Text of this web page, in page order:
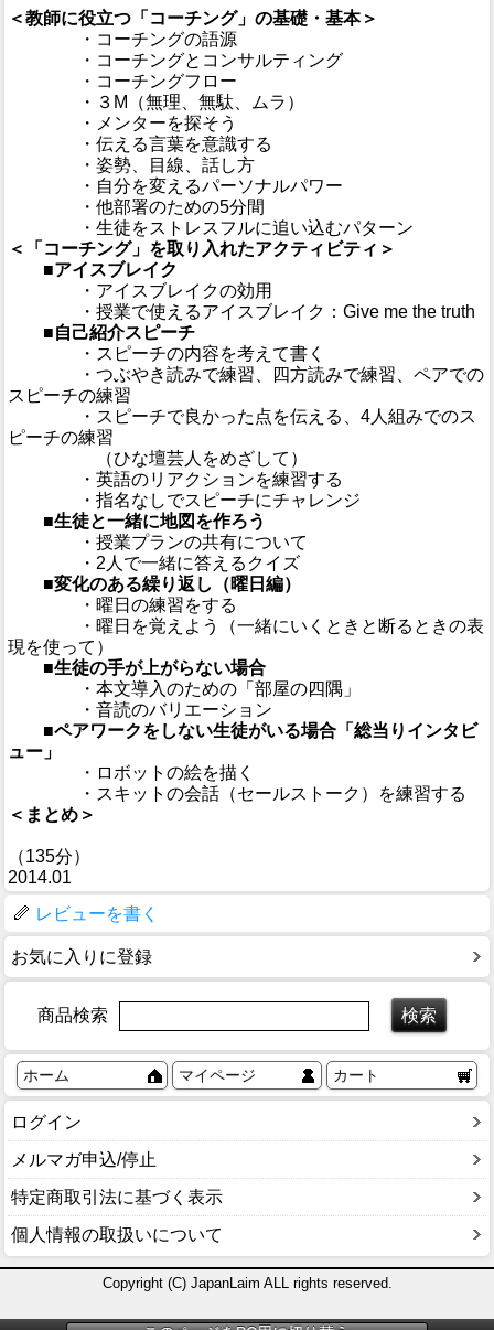
＜教師に役立つ「コーチング」の基礎・基本＞
・コーチングの語源
・コーチングとコンサルティング
・コーチングフロー
・３M（無理、無駄、ムラ）
・メンターを探そう
・伝える言葉を意識する
・姿勢、目線、話し方
・自分を変えるパーソナルパワー
・他部署のための5分間
・生徒をストレスフルに追い込むパターン
＜「コーチング」を取り入れたアクティビティ＞
■アイスブレイク
・アイスブレイクの効用
・授業で使えるアイスブレイク：Give me the truth
■自己紹介スピーチ
・スピーチの内容を考えて書く
・つぶやき読みで練習、四方読みで練習、ペアでの
スピーチの練習
・スピーチで良かった点を伝える、4人組みでのス
ピーチの練習
（ひな壇芸人をめざして）
・英語のリアクションを練習する
・指名なしでスピーチにチャレンジ
■生徒と一緒に地図を作ろう
・授業プランの共有について
・2人で一緒に答えるクイズ
■変化のある繰り返し（曜日編）
・曜日の練習をする
・曜日を覚えよう（一緒にいくときと断るときの表
現を使って）
■生徒の手が上がらない場合
・本文導入のための「部屋の四隅」
・音読のバリエーション
■ペアワークをしない生徒がいる場合「総当りインタビ
ュー」
・ロボットの絵を描く
・スキットの会話（セールストーク）を練習する
＜まとめ＞
（135分）
2014.01
レビューを書く
お気に入りに登録
商品検索
ホーム マイページ カート
ログイン
メルマガ申込/停止
特定商取引法に基づく表示
個人情報の取扱いについて
Copyright (C) JapanLaim ALL rights reserved.